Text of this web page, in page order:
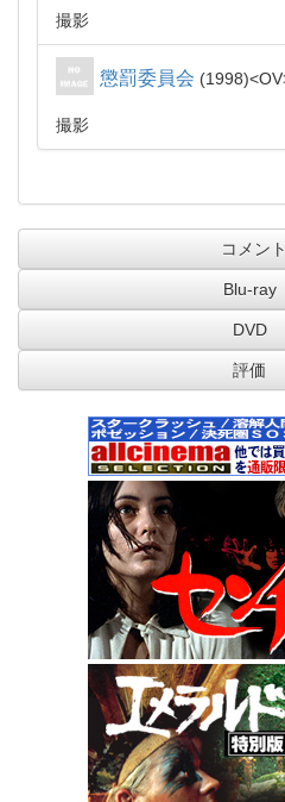
撮影
懲罰委員会 1998 OV
撮影
コメント
Blu-ray
DVD
評価